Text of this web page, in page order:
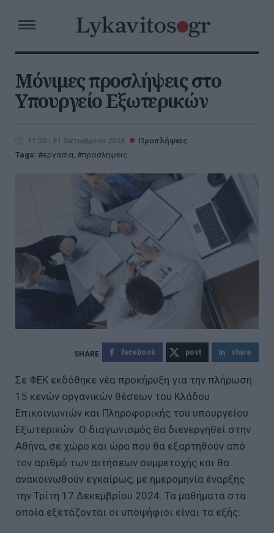
Mόνιμες προσλήψεις στο
Υπουργείο Εξωτερικών
11:30 | 31 Οκτωβρίου 2024
Προσλήψεις
Tags:
εργασία, προσλήψεις
facebook post share
Σε ΦΕΚ εκδόθηκε νέα προκήρυξη για την πλήρωση
15 κενών οργανικών θέσεων του Κλάδου
Επικοινωνιών και Πληροφορικής του υπουργείου
Εξωτερικών. Ο διαγωνισμός θα διενεργηθεί στην
Αθήνα, σε χώρο και ώρα που θα εξαρτηθούν από
τον αριθμό των αιτήσεων συμμετοχής και θα
ανακοινωθούν εγκαίρως, με ημερομηνία έναρξης
την Τρίτη 17 Δεκεμβρίου 2024. Τα μαθήματα στα
οποία εξετάζονται οι υποψήφιοι είναι τα εξής: